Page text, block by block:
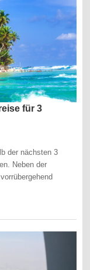
für 3
der nächsten 3
Neben der